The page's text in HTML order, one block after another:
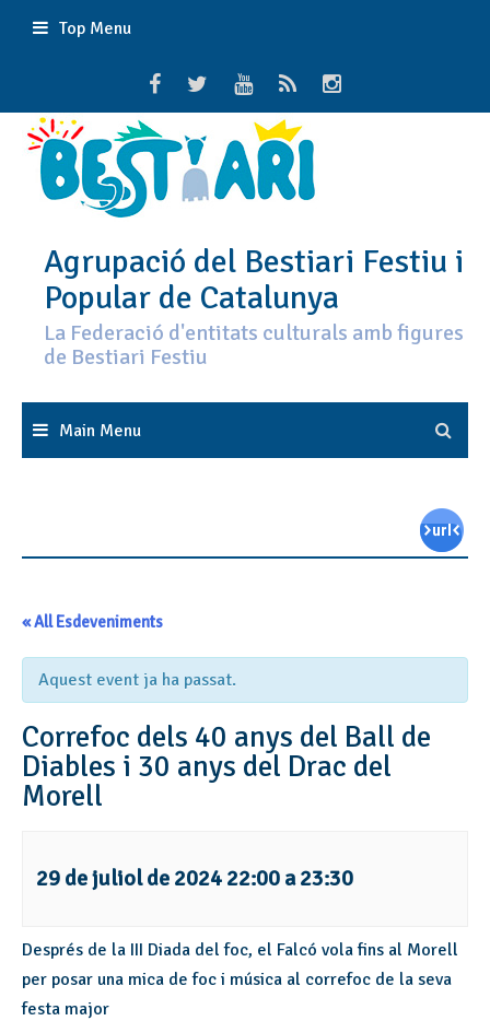
Top Menu
Agrupació del Bestiari Festiu i
Popular de Catalunya
La Federació d'entitats culturals amb figures
de Bestiari Festiu
Main Menu
« All Esdeveniments
Aquest event ja ha passat.
Correfoc dels 40 anys del Ball de
Diables i 30 anys del Drac del
Morell
29 de juliol de 2024 22:00 a23:30
Després de la III Diada del foc, el Falcó vola fins al Morell
per posar una mica de foc i música al correfoc de la seva
festa major